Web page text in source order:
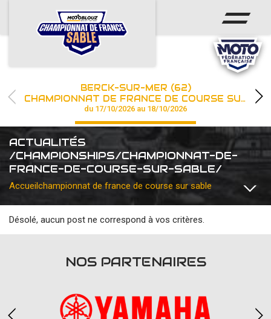
ACCUEIL
ACTUS
CHAMPIONNAT
RÉSULTATS
PHOTOS / WEB TV
PARTENAIRES
les engagements
BERCK-SUR-MER (62)
CHAMPIONNAT DE FRANCE DE COURSE SUR SABLE
du 17/10/2026 au 18/10/2026
ACTUALITÉS
/CHAMPIONSHIPS/CHAMPIONNAT-DE-
FRANCE-DE-COURSE-SUR-SABLE/
Accueilchampionnat de france de course sur sable
Désolé, aucun post ne correspond à vos critères.
NOS PARTENAIRES